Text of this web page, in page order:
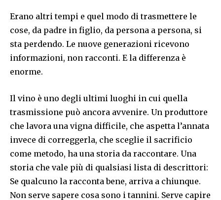
Erano altri tempi e quel modo di trasmettere le
cose, da padre in figlio, da persona a persona, si
sta perdendo. Le nuove generazioni ricevono
informazioni, non racconti. E la differenza è
enorme.
Il vino è uno degli ultimi luoghi in cui quella
trasmissione può ancora avvenire. Un produttore
che lavora una vigna difficile, che aspetta l’annata
invece di correggerla, che sceglie il sacrificio
come metodo, ha una storia da raccontare. Una
storia che vale più di qualsiasi lista di descrittori:
Se qualcuno la racconta bene, arriva a chiunque.
Non serve sapere cosa sono i tannini. Serve capire